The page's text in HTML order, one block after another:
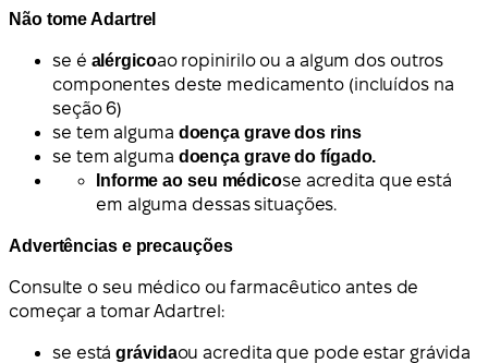
Não tome Adartrel
se é alérgicoao ropinirilo ou a algum dos outros
componentes deste medicamento (incluídos na
seção 6)
se tem alguma doença grave dos rins
se tem alguma doença grave do fígado.
Informe ao seu médicose acredita que está
em alguma dessas situações.
Advertências e precauções
Consulte o seu médico ou farmacêutico antes de
começar a tomar Adartrel:
se estágrávidaou acredita que pode estar grávida